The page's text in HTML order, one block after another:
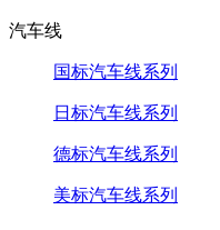
汽车线
国标汽车线系列
日标汽车线系列
德标汽车线系列
美标汽车线系列